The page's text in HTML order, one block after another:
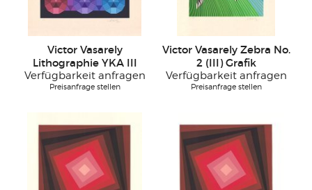
Victor Vasarely
Lithographie YKA III
Verfügbarkeit anfragen
Preisanfrage stellen
Victor Vasarely Zebra No.
2 (III) Grafik
Verfügbarkeit anfragen
Preisanfrage stellen